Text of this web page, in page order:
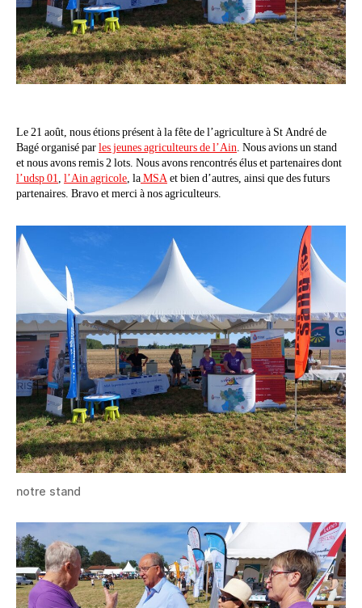
Le 21 août, nous étions présent à la fête de l’agriculture à St André de
Bagé organisé parles jeunes agriculteurs de l’Ain. Nous avions un stand
et nous avons remis 2 lots. Nous avons rencontrés élus et partenaires dont
l’udsp 01, l’Ain agricole, laMSAet bien d’autres, ainsi que des futurs
partenaires. Bravo et merci à nos agriculteurs.
notre stand